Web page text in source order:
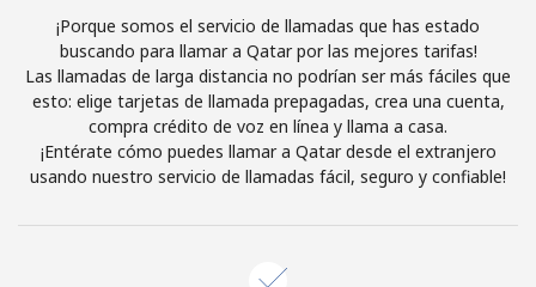
Únete
¡Hola!
¡Porque somos el servicio de llamadas que has estado
buscando para llamar a Qatar por las mejores tarifas!
Las llamadas de larga distancia no podrían ser más fáciles que
esto: elige tarjetas de llamada prepagadas, crea una cuenta,
compra crédito de voz en línea y llama a casa.
¡Entérate cómo puedes llamar a Qatar desde el extranjero
usando nuestro servicio de llamadas fácil, seguro y confiable!